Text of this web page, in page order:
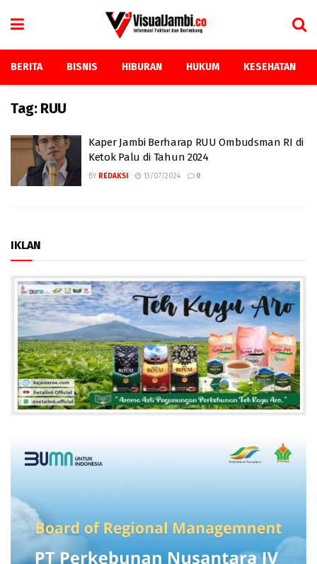
BERITA BISNIS HIBURAN HUKUM KESEHATAN
Tag: RUU
Kaper Jambi Berharap RUU Ombudsman RI di
Ketok Palu di Tahun 2024
BY REDAKSI 13/07/2024 0
IKLAN